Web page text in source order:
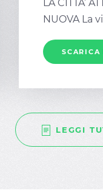
LA CITTA’
NUOVA La
LEGGI